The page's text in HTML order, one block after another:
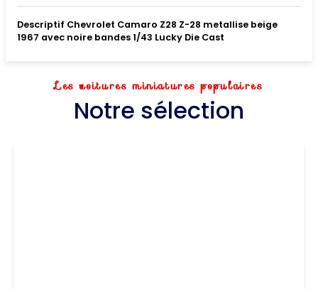
Descriptif Chevrolet Camaro Z28 Z-28 metallise beige
1967 avec noire bandes 1/43 Lucky Die Cast
Les voitures miniatures populaires
Notre sélection